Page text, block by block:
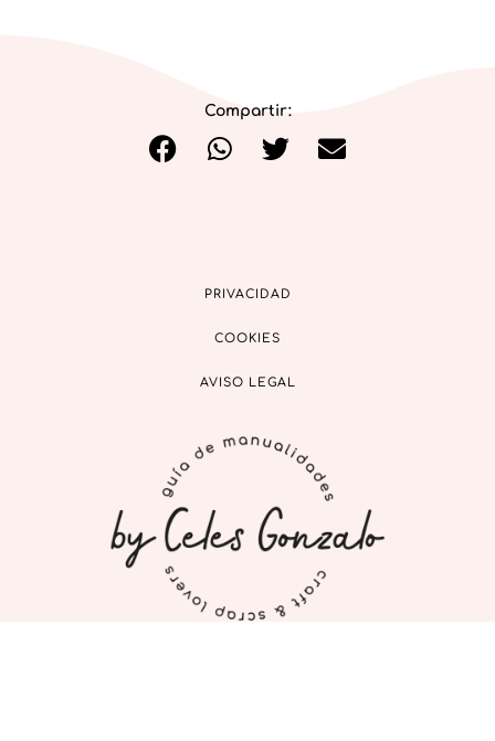
Compartir:
PRIVACIDAD
COOKIES
AVISO LEGAL